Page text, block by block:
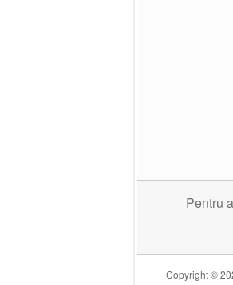
Pentru
Copyright ©